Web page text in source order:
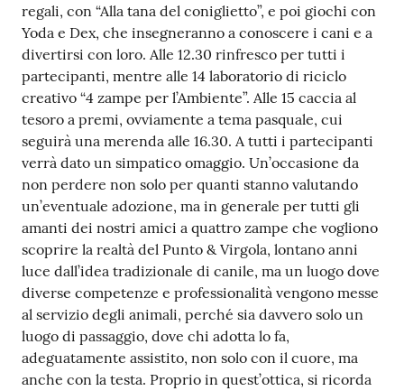
M
e
t
e
o
Tutti
gli
argomenti...
Seguici
su
regali, con “Alla tana del coniglietto”, e poi giochi con
Yoda e Dex, che insegneranno a conoscere i cani e a
divertirsi con loro. Alle 12.30 rinfresco per tutti i
partecipanti, mentre alle 14 laboratorio di riciclo
creativo “4 zampe per l’Ambiente”. Alle 15 caccia al
tesoro a premi, ovviamente a tema pasquale, cui
seguirà una merenda alle 16.30. A tutti i partecipanti
verrà dato un simpatico omaggio. Un’occasione da
non perdere non solo per quanti stanno valutando
un’eventuale adozione, ma in generale per tutti gli
amanti dei nostri amici a quattro zampe che vogliono
scoprire la realtà del Punto & Virgola, lontano anni
luce dall’idea tradizionale di canile, ma un luogo dove
diverse competenze e professionalità vengono messe
al servizio degli animali, perché sia davvero solo un
luogo di passaggio, dove chi adotta lo fa,
adeguatamente assistito, non solo con il cuore, ma
anche con la testa. Proprio in quest’ottica, si ricorda